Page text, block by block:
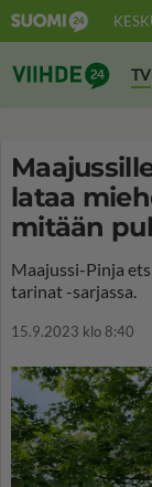
Suomi24 TV
lataa
mitään
Maajussi-Pinja
tarinat -sarjassa.
15.9.2023 klo 8:40